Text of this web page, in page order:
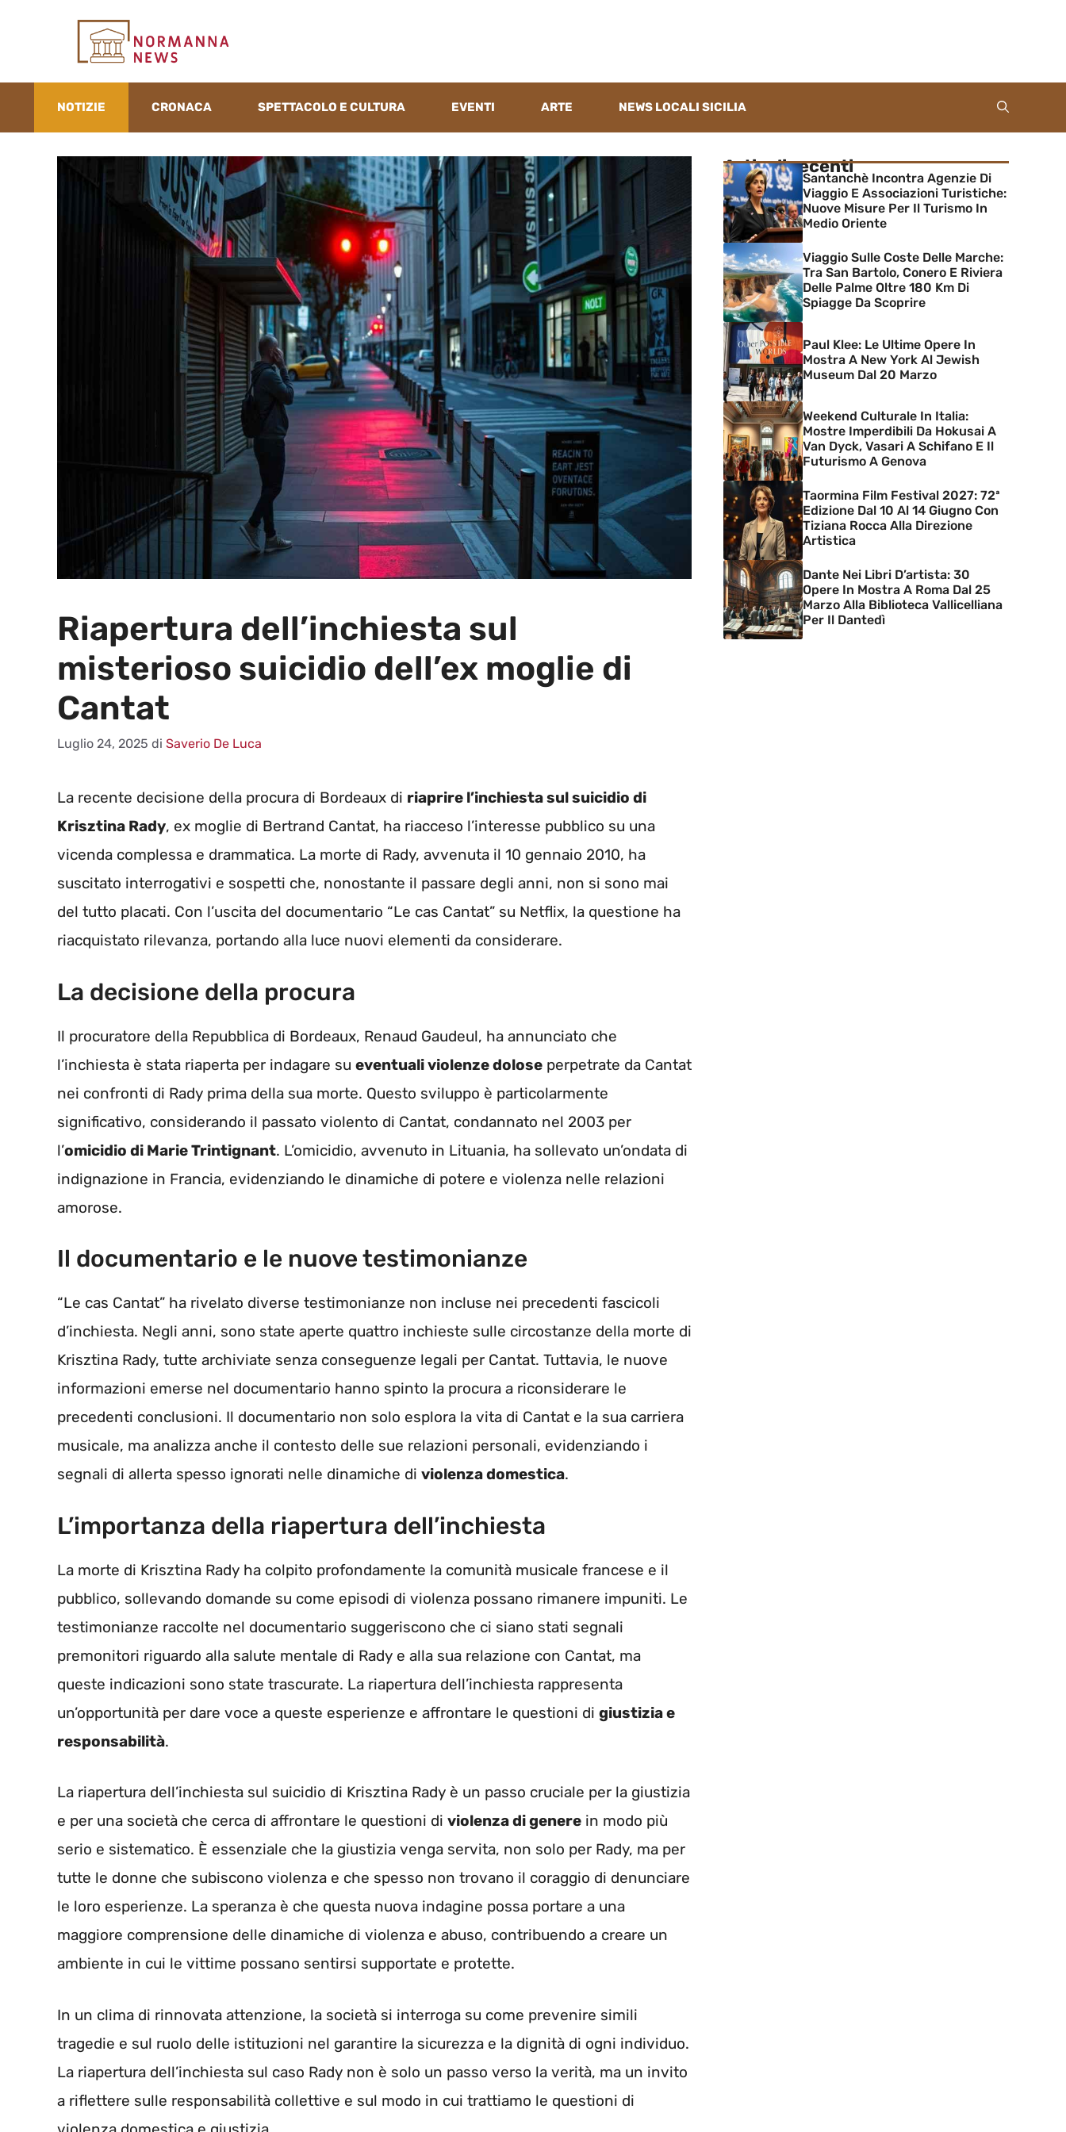
NOTIZIE CRONACA SPETTACOLO E CULTURA EVENTI ARTE NEWS LOCALI SICILIA
Riapertura dell’inchiesta sul
misterioso suicidio dell’ex moglie di
Cantat
Luglio 24, 2025 di Saverio De Luca
La recente decisione della procura di Bordeaux di riaprire l’inchiesta sul suicidio di
Krisztina Rady, ex moglie di Bertrand Cantat, ha riacceso l’interesse pubblico su una
vicenda complessa e drammatica. La morte di Rady, avvenuta il 10 gennaio 2010, ha
suscitato interrogativi e sospetti che, nonostante il passare degli anni, non si sono mai
del tutto placati. Con l’uscita del documentario “Le cas Cantat” su Netflix, la questione ha
riacquistato rilevanza, portando alla luce nuovi elementi da considerare.
La decisione della procura
Il procuratore della Repubblica di Bordeaux, Renaud Gaudeul, ha annunciato che
l’inchiesta è stata riaperta per indagare su eventuali violenze dolose perpetrate da Cantat
nei confronti di Rady prima della sua morte. Questo sviluppo è particolarmente
significativo, considerando il passato violento di Cantat, condannato nel 2003 per
l’omicidio di Marie Trintignant. L’omicidio, avvenuto in Lituania, ha sollevato un’ondata di
indignazione in Francia, evidenziando le dinamiche di potere e violenza nelle relazioni
amorose.
Il documentario e le nuove testimonianze
“Le cas Cantat” ha rivelato diverse testimonianze non incluse nei precedenti fascicoli
d’inchiesta. Negli anni, sono state aperte quattro inchieste sulle circostanze della morte di
Krisztina Rady, tutte archiviate senza conseguenze legali per Cantat. Tuttavia, le nuove
informazioni emerse nel documentario hanno spinto la procura a riconsiderare le
precedenti conclusioni. Il documentario non solo esplora la vita di Cantat e la sua carriera
musicale, ma analizza anche il contesto delle sue relazioni personali, evidenziando i
segnali di allerta spesso ignorati nelle dinamiche di violenza domestica.
L’importanza della riapertura dell’inchiesta
La morte di Krisztina Rady ha colpito profondamente la comunità musicale francese e il
pubblico, sollevando domande su come episodi di violenza possano rimanere impuniti. Le
testimonianze raccolte nel documentario suggeriscono che ci siano stati segnali
premonitori riguardo alla salute mentale di Rady e alla sua relazione con Cantat, ma
queste indicazioni sono state trascurate. La riapertura dell’inchiesta rappresenta
un’opportunità per dare voce a queste esperienze e affrontare le questioni di giustizia e
responsabilità.
La riapertura dell’inchiesta sul suicidio di Krisztina Rady è un passo cruciale per la giustizia
e per una società che cerca di affrontare le questioni di violenza di genere in modo più
serio e sistematico. È essenziale che la giustizia venga servita, non solo per Rady, ma per
tutte le donne che subiscono violenza e che spesso non trovano il coraggio di denunciare
le loro esperienze. La speranza è che questa nuova indagine possa portare a una
maggiore comprensione delle dinamiche di violenza e abuso, contribuendo a creare un
ambiente in cui le vittime possano sentirsi supportate e protette.
In un clima di rinnovata attenzione, la società si interroga su come prevenire simili
tragedie e sul ruolo delle istituzioni nel garantire la sicurezza e la dignità di ogni individuo.
La riapertura dell’inchiesta sul caso Rady non è solo un passo verso la verità, ma un invito
a riflettere sulle responsabilità collettive e sul modo in cui trattiamo le questioni di
Articoli recenti
Santanchè Incontra Agenzie Di
Viaggio E Associazioni Turistiche:
Nuove Misure Per Il Turismo In
Medio Oriente
Viaggio Sulle Coste Delle Marche:
Tra San Bartolo, Conero E Riviera
Delle Palme Oltre 180 Km Di
Spiagge Da Scoprire
Paul Klee: Le Ultime Opere In
Mostra A New York Al Jewish
Museum Dal 20 Marzo
Weekend Culturale In Italia:
Mostre Imperdibili Da Hokusai A
Van Dyck, Vasari A Schifano E Il
Futurismo A Genova
Taormina Film Festival 2027: 72ª
Edizione Dal 10 Al 14 Giugno Con
Tiziana Rocca Alla Direzione
Artistica
Dante Nei Libri D’artista: 30
Opere In Mostra A Roma Dal 25
Marzo Alla Biblioteca Vallicelliana
Per Il Dantedì